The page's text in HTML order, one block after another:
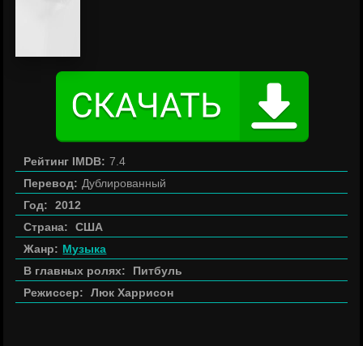
Рейтинг IMDB: 7.4
Перевод: Дублированный
Год:
2012
Страна:
США
Жанр: Музыка
В главных ролях:
Питбуль
Режиссер:
Люк Харрисон